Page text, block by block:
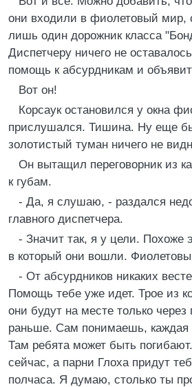
они входили в фиолетовый мир,
лишь один дорожник класса
Диспетчеру ничего не
помощь к абсурдникам и
Вот он!
Корсаук остановился у окна
прислушался. Тишина. Ну еще
золотистый туман ничего не
Он вытащил переговорник из
к губам.
- Да, я слушаю, - раздался
главного диспетчера.
- Значит так, я у цели. Похоже
в который они вошли.
- От абсурдников никаких
Помощь тебе уже идет. Трое из
они будут на месте только через
раньше. Сам понимаешь, каждая
Там ребята может быть
сейчас, а парни Глоха придут
полчаса. Я думаю, столько ты